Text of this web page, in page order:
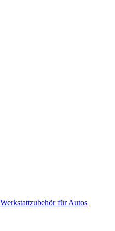
für Autos